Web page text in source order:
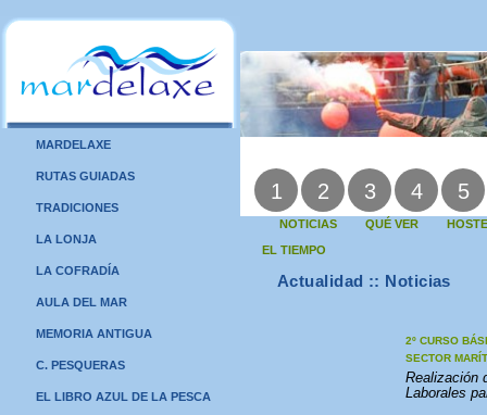
MARDELAXE
RUTAS GUIADAS
TRADICIONES
LA LONJA
LA COFRADÍA
AULA DEL MAR
MEMORIA ANTIGUA
C. PESQUERAS
EL LIBRO AZUL DE LA PESCA
1 2 3 4 5
NOTICIAS QUÉ VER
EL TIEMPO
Actualidad :: Noticias
2º CURSO
SECTOR
Realización
Laborales